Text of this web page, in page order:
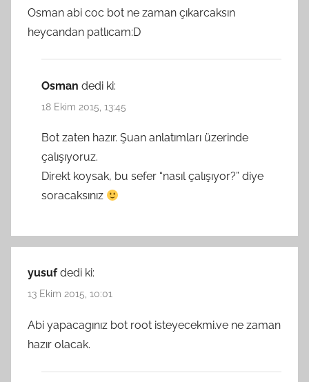
Osman abi coc bot ne zaman çıkarcaksın
heycandan patlıcam:D
Osman dedi ki:
18 Ekim 2015, 13:45
Bot zaten hazır. Şuan anlatımları üzerinde
çalışıyoruz.
Direkt koysak, bu sefer “nasıl çalışıyor?” diye
soracaksınız
yusuf dedi ki:
13 Ekim 2015, 10:01
Abi yapacagınız bot root isteyecekmi.ve ne zaman
hazır olacak.